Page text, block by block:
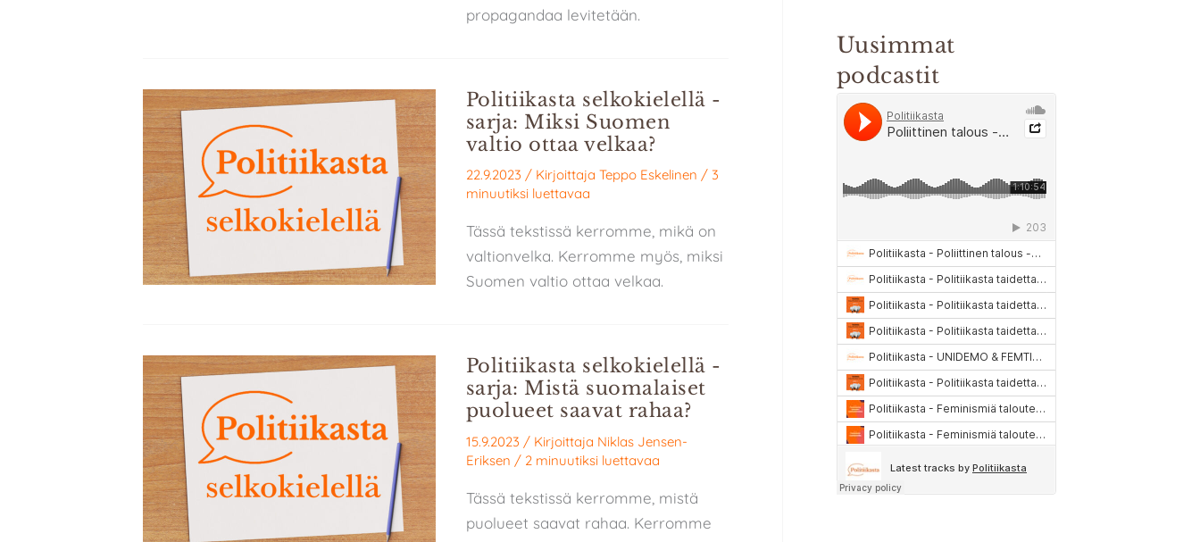
propagandaa levitetään.
Politiikasta selkokielellä -
sarja: Miksi Suomen
valtio ottaa velkaa?
22.9.2023 / Kirjoittaja Teppo Eskelinen / 3
minuutiksi luettavaa
Tässä tekstissä kerromme, mikä on
valtionvelka. Kerromme myös, miksi
Suomen valtio ottaa velkaa.
Politiikasta selkokielellä -
sarja: Mistä suomalaiset
puolueet saavat rahaa?
15.9.2023 / Kirjoittaja Niklas Jensen-
Eriksen / 2 minuutiksi luettavaa
Tässä tekstissä kerromme, mistä
puolueet saavat rahaa. Kerromme
Uusimmat
podcastit